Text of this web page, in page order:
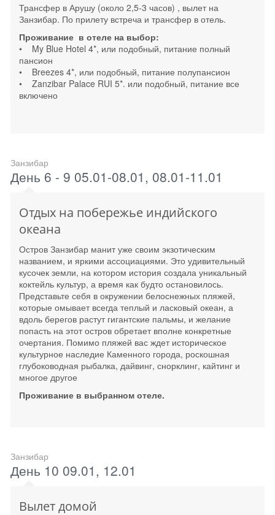
Трансфер в Арушу (около 2,5-3 часов) , вылет на
Занзибар. По прилету встреча и трансфер в отель.
Проживание в отеле на выбор:
• My Blue Hotel 4*, или подобный, питание полный
пансион
• Breezes 4*, или подобный, питание полупансион
• Zanzibar Palace RUI 5*. или подобный, питание все
включено
Занзибар
День 6 - 9 05.01-08.01, 08.01-11.01
Отдых на побережье индийского
океана
Остров Занзибар манит уже своим экзотическим
названием, и яркими ассоциациями. Это удивительный
кусочек земли, на котором история создала уникальный
коктейль культур, а время как будто остановилось.
Представьте себя в окружении белоснежных пляжей,
которые омывает всегда теплый и ласковый океан, а
вдоль берегов растут гигантские пальмы, и желание
попасть на этот остров обретает вполне конкретные
очертания. Помимо пляжей вас ждет историческое
культурное наследие Каменного города, роскошная
глубоководная рыбалка, дайвинг, снорклинг, кайтинг и
многое другое
Проживание в выбранном отеле.
Занзибар
День 10 09.01, 12.01
Вылет домой